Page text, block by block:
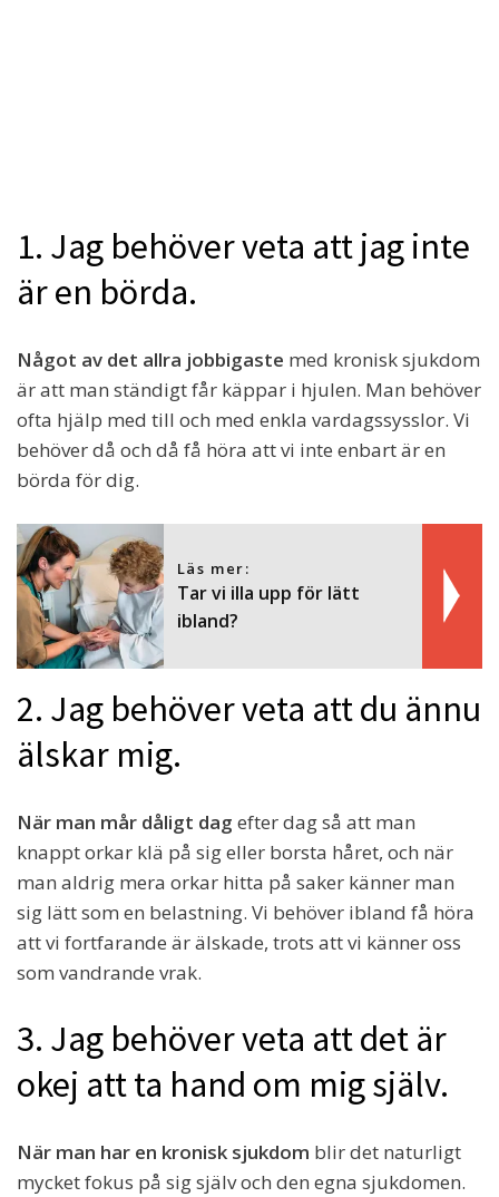
1. Jag behöver veta att jag inte
är en börda.
Något av det allra jobbigaste med kronisk sjukdom
är att man ständigt får käppar i hjulen. Man behöver
ofta hjälp med till och med enkla vardagssysslor. Vi
behöver då och då få höra att vi inte enbart är en
börda för dig.
Läs mer:
Tar vi illa upp för lätt
ibland?
2. Jag behöver veta att du ännu
älskar mig.
När man mår dåligt dag efter dag så att man
knappt orkar klä på sig eller borsta håret, och när
man aldrig mera orkar hitta på saker känner man
sig lätt som en belastning. Vi behöver ibland få höra
att vi fortfarande är älskade, trots att vi känner oss
som vandrande vrak.
3. Jag behöver veta att det är
okej att ta hand om mig själv.
När man har en kronisk sjukdom blir det naturligt
mycket fokus på sig själv och den egna sjukdomen.